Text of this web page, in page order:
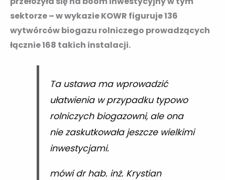
sektorze – w wykazie KOWR figuruje 136
wytwórców biogazu rolniczego prowadzących
łącznie 168 takich instalacji.
Ta ustawa ma wprowadzić
ułatwienia w przypadku typowo
rolniczych biogazowni, ale ona
nie zaskutkowała jeszcze wielkimi
inwestycjami.
mówi dr hab. inż. Krystian